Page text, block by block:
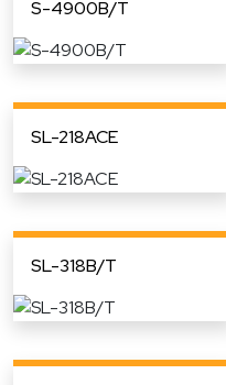
S-4900B/T
SL-218ACE
SL-318B/T